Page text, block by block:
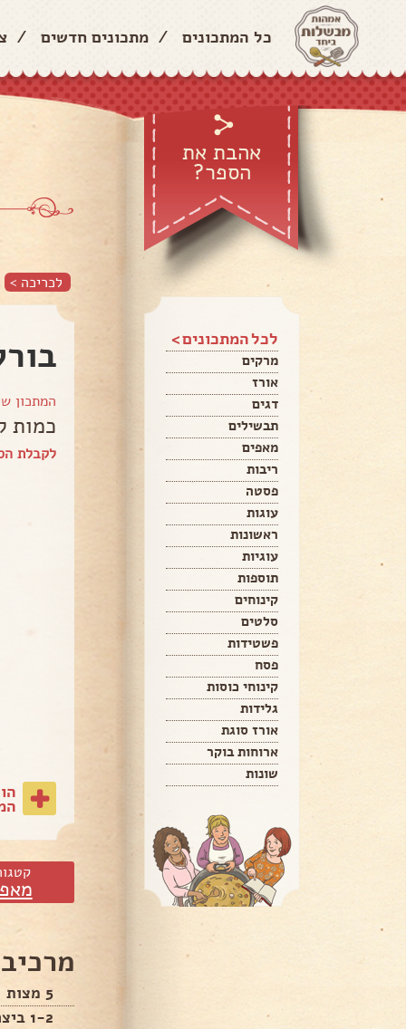
כל המתכונים / מתכונים חדשים /
אהבת את
הספר?
לכל המתכונים >
מרקים
אורז
דגים
תבשילים
מאפים
ריבות
פסטה
עוגות
ראשונות
עוגיות
תוספות
קינוחים
סלטים
פשטידות
פסח
קינוחי כוסות
גלידות
אורז סוגת
ארוחות בוקר
שונות
לכריכה >
המתכון
כמות ל-10
לקבלת
5 מצות
1-2 ביצה תלוי בגודל הביצה